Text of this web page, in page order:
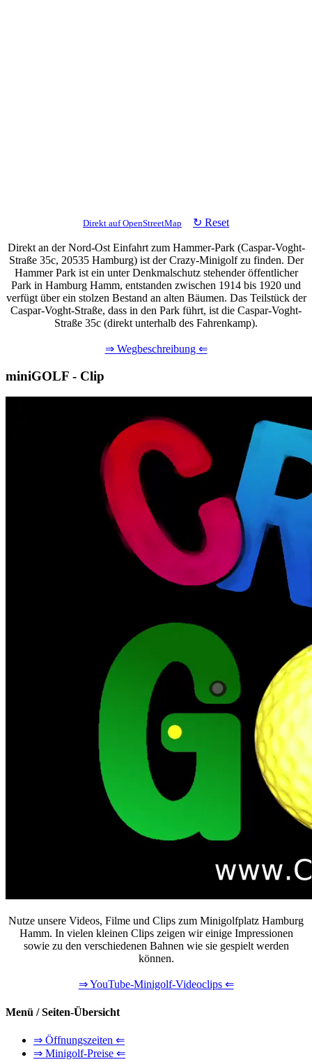
Direkt auf OpenStreetMap ↻ Reset
Direkt an der Nord-Ost Einfahrt zum Hammer-Park (Caspar-Voght-
Straße 35c, 20535 Hamburg) ist der Crazy-Minigolf zu finden. Der
Hammer Park ist ein unter Denkmalschutz stehender öffentlicher
Park in Hamburg Hamm, entstanden zwischen 1914 bis 1920 und
verfügt über ein stolzen Bestand an alten Bäumen. Das Teilstück der
Caspar-Voght-Straße, dass in den Park führt, ist die Caspar-Voght-
Straße 35c (direkt unterhalb des Fahrenkamp).
⇒ Wegbeschreibung ⇐
miniGOLF - Clip
Nutze unsere Videos, Filme und Clips zum Minigolfplatz Hamburg
Hamm. In vielen kleinen Clips zeigen wir einige Impressionen
sowie zu den verschiedenen Bahnen wie sie gespielt werden
können.
⇒ YouTube-Minigolf-Videoclips ⇐
Menü / Seiten-Übersicht
⇒ Öffnungszeiten ⇐
⇒ Minigolf-Preise ⇐